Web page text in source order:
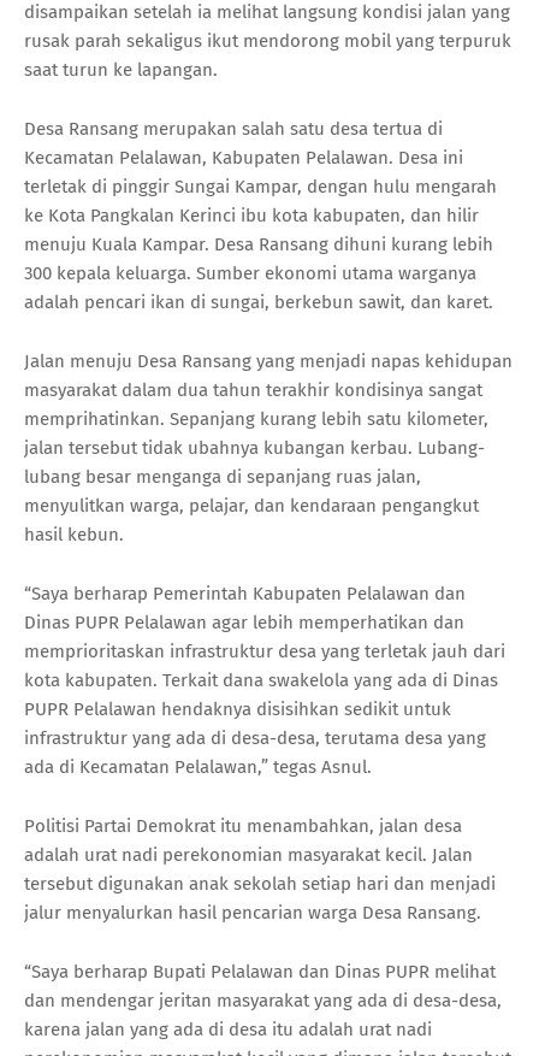
disampaikan setelah ia melihat langsung kondisi jalan yang
rusak parah sekaligus ikut mendorong mobil yang terpuruk
saat turun ke lapangan.
Desa Ransang merupakan salah satu desa tertua di
Kecamatan Pelalawan, Kabupaten Pelalawan. Desa ini
terletak di pinggir Sungai Kampar, dengan hulu mengarah
ke Kota Pangkalan Kerinci ibu kota kabupaten, dan hilir
menuju Kuala Kampar. Desa Ransang dihuni kurang lebih
300 kepala keluarga. Sumber ekonomi utama warganya
adalah pencari ikan di sungai, berkebun sawit, dan karet.
Jalan menuju Desa Ransang yang menjadi napas kehidupan
masyarakat dalam dua tahun terakhir kondisinya sangat
memprihatinkan. Sepanjang kurang lebih satu kilometer,
jalan tersebut tidak ubahnya kubangan kerbau. Lubang-
lubang besar menganga di sepanjang ruas jalan,
menyulitkan warga, pelajar, dan kendaraan pengangkut
hasil kebun.
“Saya berharap Pemerintah Kabupaten Pelalawan dan
Dinas PUPR Pelalawan agar lebih memperhatikan dan
memprioritaskan infrastruktur desa yang terletak jauh dari
kota kabupaten. Terkait dana swakelola yang ada di Dinas
PUPR Pelalawan hendaknya disisihkan sedikit untuk
infrastruktur yang ada di desa-desa, terutama desa yang
ada di Kecamatan Pelalawan,” tegas Asnul.
Politisi Partai Demokrat itu menambahkan, jalan desa
adalah urat nadi perekonomian masyarakat kecil. Jalan
tersebut digunakan anak sekolah setiap hari dan menjadi
jalur menyalurkan hasil pencarian warga Desa Ransang.
“Saya berharap Bupati Pelalawan dan Dinas PUPR melihat
dan mendengar jeritan masyarakat yang ada di desa-desa,
karena jalan yang ada di desa itu adalah urat nadi